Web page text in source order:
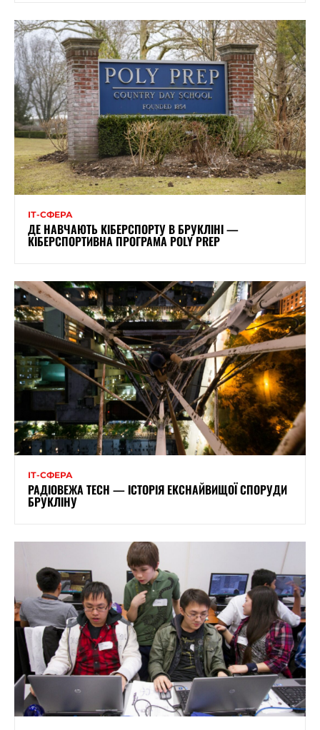
ІТ-СФЕРА
ДЕ НАВЧАЮТЬ КІБЕРСПОРТУ В БРУКЛІНІ —
КІБЕРСПОРТИВНА ПРОГРАМА POLY PREP
ІТ-СФЕРА
РАДІОВЕЖА TECH — ІСТОРІЯ ЕКСНАЙВИЩОЇ СПОРУДИ
БРУКЛІНУ